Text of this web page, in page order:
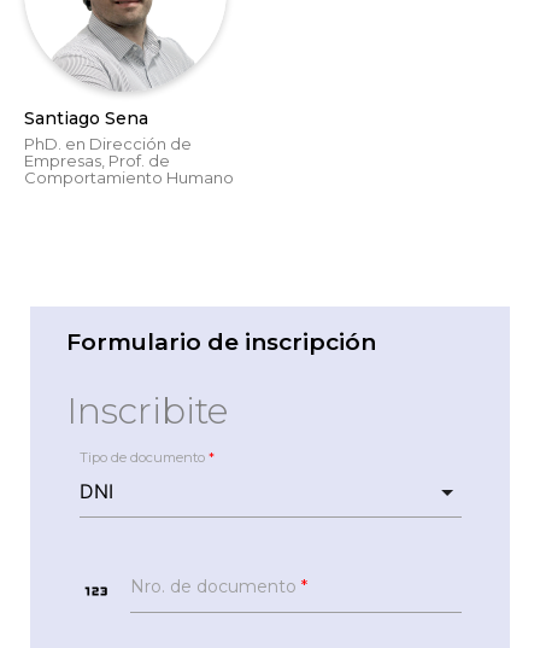
Santiago Sena
PhD. en Dirección de
Empresas, Prof. de
Comportamiento Humano
Formulario de inscripción
Inscribite
Tipo de documento *
123 Nro. de documento *